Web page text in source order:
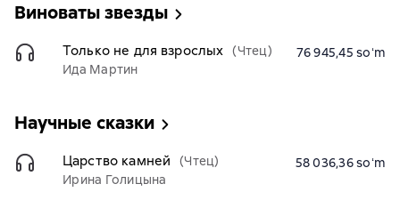
Виноваты звезды
Только не для взрослых (Чтец)
Ида Мартин
76 945,45 soʻm
Научные сказки
Царство камней
(Чтец)
Ирина Голицына
58 036,36 soʻm